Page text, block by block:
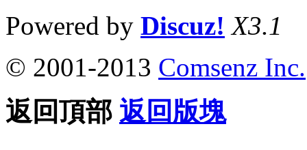
Powered by Discuz! X3.1
© 2001-2013 Comsenz Inc.
返回頂部 返回版塊